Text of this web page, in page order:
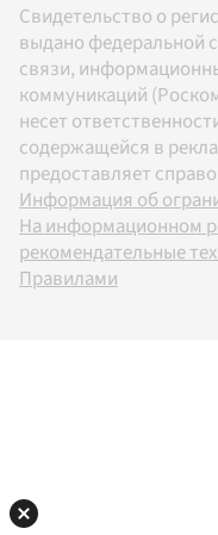
Свидетельство о
выдано федеральной
связи,
коммуникаций
несет
содержащейся в
предоставляет
Информация об
На информационном
рекомендательные
Правилами